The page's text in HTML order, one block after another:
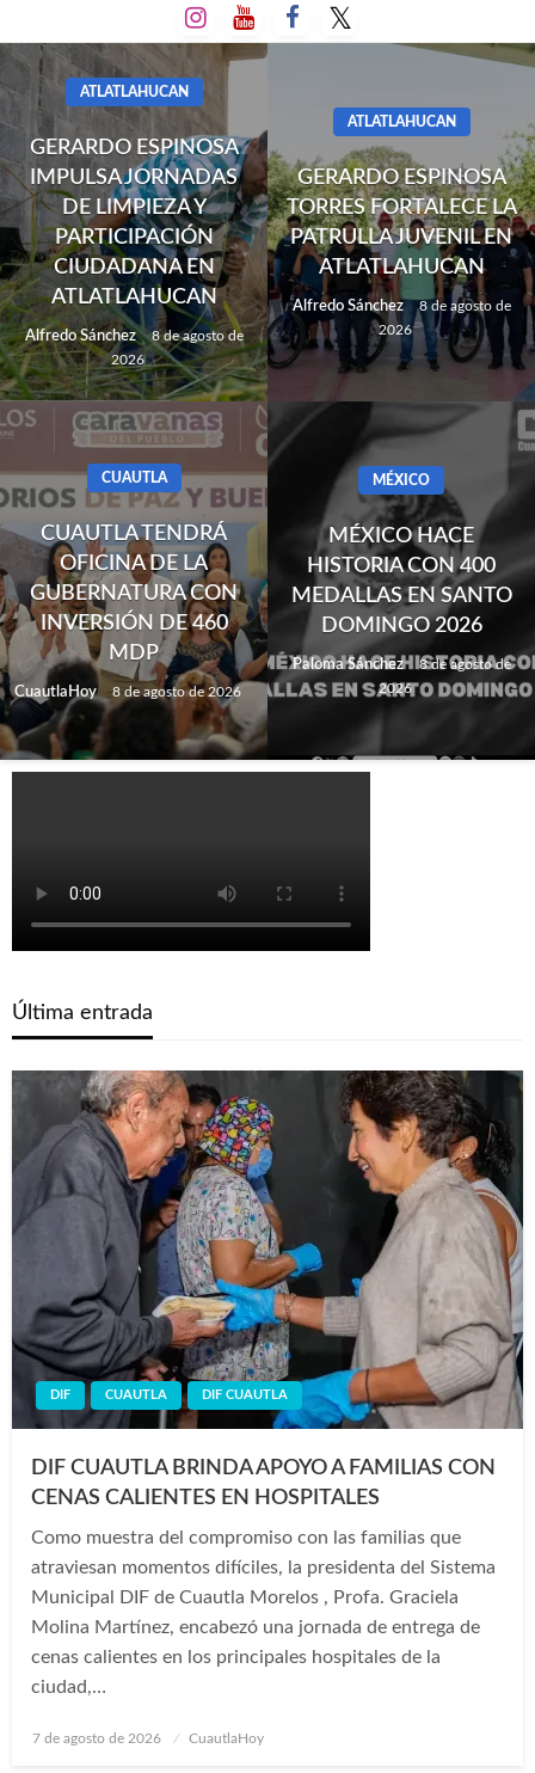
al
contenido
ATLATLAHUCAN
GERARDO ESPINOSA
IMPULSA JORNADAS
DE LIMPIEZA Y
PARTICIPACIÓN
CIUDADANA EN
ATLATLAHUCAN
Alfredo Sánchez
8 de agosto de
2026
ATLATLAHUCAN
GERARDO ESPINOSA
TORRES FORTALECE LA
PATRULLA JUVENIL EN
ATLATLAHUCAN
Alfredo Sánchez
8 de agosto de
2026
CUAUTLA
CUAUTLA TENDRÁ
OFICINA DE LA
GUBERNATURA CON
INVERSIÓN DE 460
MDP
CuautlaHoy 8 de agosto de 2026
MÉXICO
MÉXICO HACE
HISTORIA CON 400
MEDALLAS EN SANTO
DOMINGO 2026
Paloma Sánchez
8 de agosto de
2026
Última entrada
DIF CUAUTLA DIF CUAUTLA
DIF CUAUTLA BRINDA APOYO A FAMILIAS CON
CENAS CALIENTES EN HOSPITALES
Como muestra del compromiso con las familias que
atraviesan momentos difíciles, la presidenta del Sistema
Municipal DIF de Cuautla Morelos , Profa. Graciela
Molina Martínez, encabezó una jornada de entrega de
cenas calientes en los principales hospitales de la
ciudad,…
Publicado
7 de agosto de 2026 CuautlaHoy